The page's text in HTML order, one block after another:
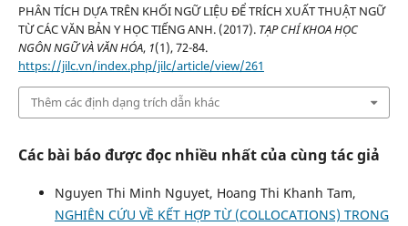
PHÂN TÍCH DỰA TRÊN KHỐI NGỮ LIỆU ĐỂ TRÍCH XUẤT THUẬT NGỮ
TỪ CÁC VĂN BẢN Y HỌC TIẾNG ANH. (2017). TẠP CHÍ KHOA HỌC
NGÔN NGỮ VÀ VĂN HÓA, 1(1), 72-84.
https://jilc.vn/index.php/jilc/article/view/261
Thêm các định dạng trích dẫn khác
Các bài báo được đọc nhiều nhất của cùng tác giả
Nguyen Thi Minh Nguyet, Hoang Thi Khanh Tam,
NGHIÊN CỨU VỀ KẾT HỢP TỪ (COLLOCATIONS) TRONG